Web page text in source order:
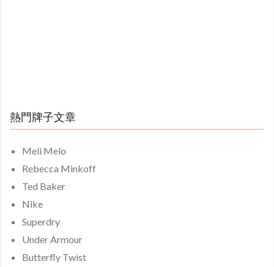
熱門牌子文章
Meli Melo
Rebecca Minkoff
Ted Baker
Nike
Superdry
Under Armour
Butterfly Twist